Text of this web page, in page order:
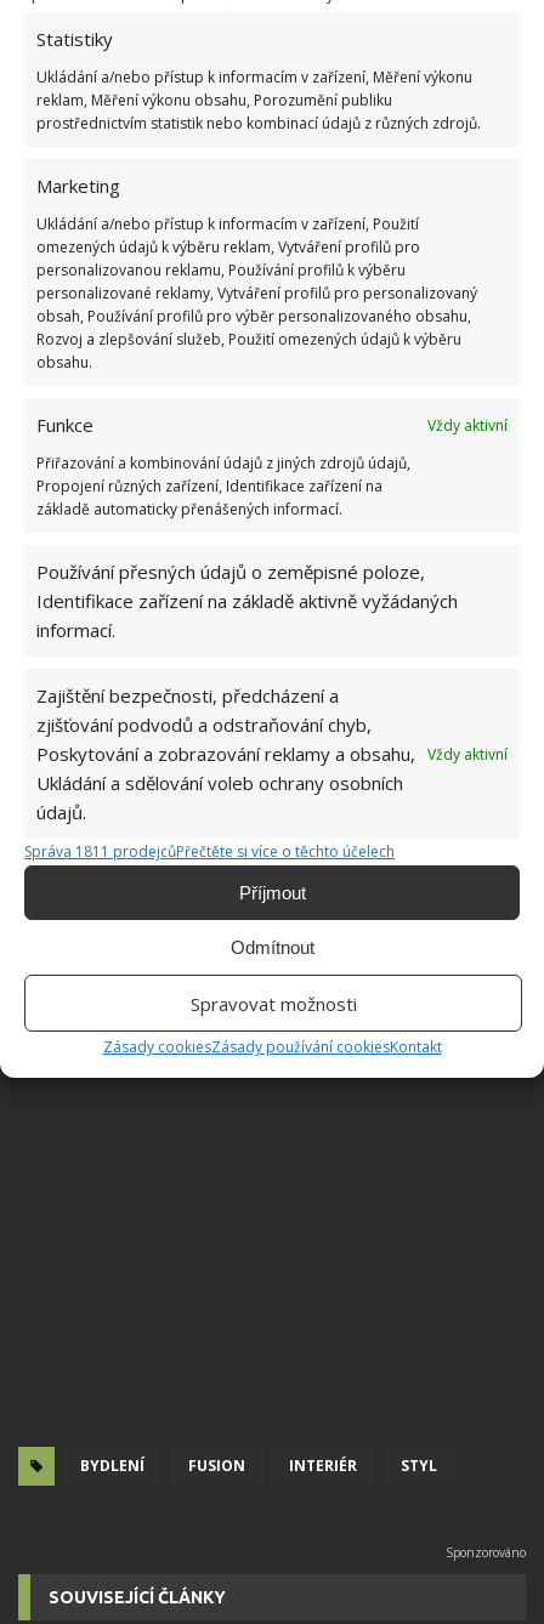
Statistiky
Ukládání a/nebo přístup k informacím v zařízení, Měření výkonu
reklam, Měření výkonu obsahu, Porozumění publiku
prostřednictvím statistik nebo kombinací údajů z různých zdrojů.
Marketing
Ukládání a/nebo přístup k informacím v zařízení, Použití
omezených údajů k výběru reklam, Vytváření profilů pro
personalizovanou reklamu, Používání profilů k výběru
personalizované reklamy, Vytváření profilů pro personalizovaný
obsah, Používání profilů pro výběr personalizovaného obsahu,
Rozvoj a zlepšování služeb, Použití omezených údajů k výběru
obsahu.
Funkce
Vždy aktivní
Přiřazování a kombinování údajů z jiných zdrojů údajů,
Propojení různých zařízení, Identifikace zařízení na
základě automaticky přenášených informací.
Používání přesných údajů o zeměpisné poloze,
Identifikace zařízení na základě aktivně vyžádaných
informací.
Zajištění bezpečnosti, předcházení a
zjišťování podvodů a odstraňování chyb,
Poskytování a zobrazování reklamy a obsahu,
Ukládání a sdělování voleb ochrany osobních
údajů.
Vždy aktivní
Správa 1811 prodejcůPřečtěte si více o těchto účelech
Příjmout
Odmítnout
Spravovat možnosti
Zásady cookiesZásady používání cookiesKontakt
Jestliže nemáte žádný konkrétní styl, který by pro vás
rozhodnout pro jeden směr, pak FUSION bude sedět
právě vám. Dokážou-li vás nadchnout ekologické a
moderního, něco obstarožního a zvětralého, pak
hurá do zařizování.
a chaoticky. Musíte šikovně skloubit tyto styly, aby
vypadalo, že se doplňují. Naopak tento styl nesedne
těm, kterým vadí nesourodost a rozháranost. Ovšem
nenechte se zmást – FUSION neznamená chaos. Měl
by mít styl a řád. Ačkoliv se jedná o různorodost,
musí se zařizovat s rozmyslem. Pro zbrklost není
Obrázky: bestdesignideas.com
BYDLENÍ FUSION INTERIÉR STYL
SOUVISEJÍCÍ ČLÁNKY